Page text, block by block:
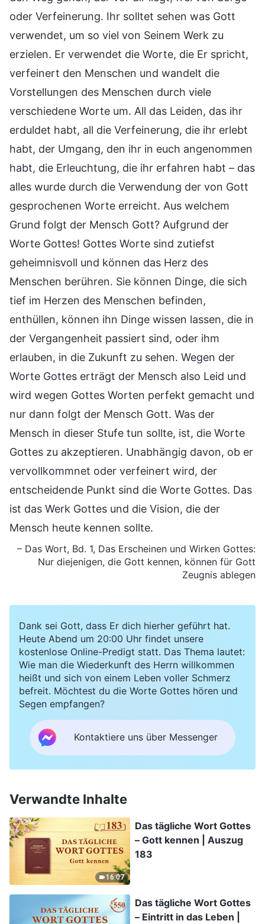
oder Verfeinerung. Ihr solltet sehen was Gott
verwendet, um so viel von Seinem Werk zu
erzielen. Er verwendet die Worte, die Er spricht,
verfeinert den Menschen und wandelt die
Vorstellungen des Menschen durch viele
verschiedene Worte um. All das Leiden, das ihr
erduldet habt, all die Verfeinerung, die ihr erlebt
habt, der Umgang, den ihr in euch angenommen
habt, die Erleuchtung, die ihr erfahren habt – das
alles wurde durch die Verwendung der von Gott
gesprochenen Worte erreicht. Aus welchem
Grund folgt der Mensch Gott? Aufgrund der
Worte Gottes! Gottes Worte sind zutiefst
geheimnisvoll und können das Herz des
Menschen berühren. Sie können Dinge, die sich
tief im Herzen des Menschen befinden,
enthüllen, können ihn Dinge wissen lassen, die in
der Vergangenheit passiert sind, oder ihm
erlauben, in die Zukunft zu sehen. Wegen der
Worte Gottes erträgt der Mensch also Leid und
wird wegen Gottes Worten perfekt gemacht und
nur dann folgt der Mensch Gott. Was der
Mensch in dieser Stufe tun sollte, ist, die Worte
Gottes zu akzeptieren. Unabhängig davon, ob er
vervollkommnet oder verfeinert wird, der
entscheidende Punkt sind die Worte Gottes. Das
ist das Werk Gottes und die Vision, die der
Mensch heute kennen sollte.
– Das Wort, Bd. 1, Das Erscheinen und Wirken Gottes:
Nur diejenigen, die Gott kennen, können für Gott
Zeugnis ablegen
Dank sei Gott, dass Er dich hierher geführt hat.
Heute Abend um 20:00 Uhr findet unsere
kostenlose Online-Predigt statt. Das Thema lautet:
Wie man die Wiederkunft des Herrn willkommen
heißt und sich von einem Leben voller Schmerz
befreit. Möchtest du die Worte Gottes hören und
Segen empfangen?
Kontaktiere uns über Messenger
Verwandte Inhalte
16:07
Das tägliche Wort Gottes
– Gott kennen | Auszug
183
Das tägliche Wort Gottes
– Eintritt in das Leben |